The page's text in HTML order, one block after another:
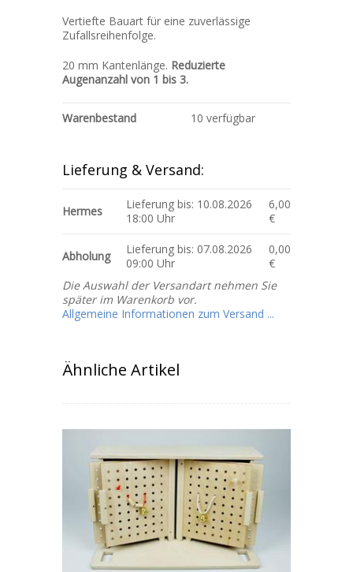
Vertiefte Bauart für eine zuverlässige
Zufallsreihenfolge.
20 mm Kantenlänge. Reduzierte
Augenanzahl von 1 bis 3.
Warenbestand 10 verfügbar
Lieferung & Versand:
Hermes
Lieferung bis: 10.08.2026
18:00 Uhr
6,00
€
Abholung
Lieferung bis: 07.08.2026
09:00 Uhr
0,00
€
Die Auswahl der Versandart nehmen Sie
später im Warenkorb vor.
Allgemeine Informationen zum Versand ...
Ähnliche Artikel